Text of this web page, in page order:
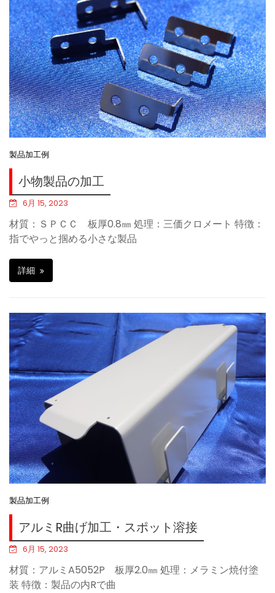
製品加工例
小物製品の加工
6月 15, 2023
材質：ＳＰＣＣ 板厚0.8㎜ 処理：三価クロメート 特徴：
指でやっと掴める小さな製品
詳細
製品加工例
アルミR曲げ加工・スポット溶接
6月 15, 2023
材質：アルミA5052P 板厚2.0㎜ 処理：メラミン焼付塗
装 特徴：製品の内Rで曲